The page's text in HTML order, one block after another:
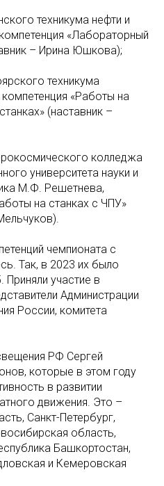
техникума нефти и
«Лабораторный
– Ирина Юшкова);
техникума
«Работы на
(наставник –
колледжа
университета науки и
М.Ф. Решетнева,
на станках с ЧПУ»
чемпионата с
Так, в 2023 их было
участие в
Администрации
России, комитета
РФ Сергей
которые в этом году
в развитии
движения. Это –
Санкт-Петербург,
область,
Башкортостан,
и Кемеровская